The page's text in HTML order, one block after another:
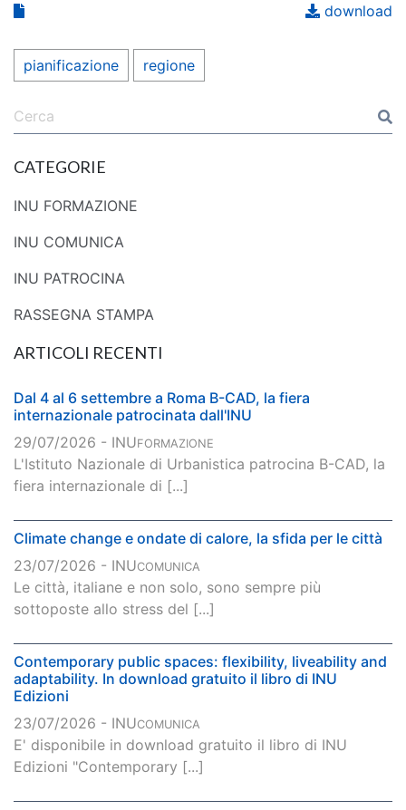
download
pianificazione regione
CATEGORIE
INU FORMAZIONE
INU COMUNICA
INU PATROCINA
RASSEGNA STAMPA
ARTICOLI RECENTI
Dal 4 al 6 settembre a Roma B-CAD, la fiera
internazionale patrocinata dall'INU
29/07/2026 - INUFORMAZIONE
L'Istituto Nazionale di Urbanistica patrocina B-CAD, la
fiera internazionale di [...]
Climate change e ondate di calore, la sfida per le città
23/07/2026 - INUCOMUNICA
Le città, italiane e non solo, sono sempre più
sottoposte allo stress del [...]
Contemporary public spaces: flexibility, liveability and
adaptability. In download gratuito il libro di INU
Edizioni
23/07/2026 - INUCOMUNICA
E' disponibile in download gratuito il libro di INU
Edizioni "Contemporary [...]